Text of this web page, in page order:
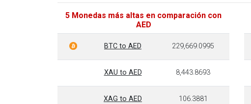
5 Monedas más altas en comparación con
AED
BTC to AED 229,669.0995
XAU to AED 8,443.8693
XAG to AED 106.3881